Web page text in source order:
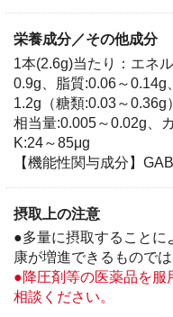
特徴 スッキリ
抹茶でスッキリ飲みや
スティックだから持ち
飲みいただいても温め
ます。
栄養成分／その他成分
1本(2.6g)当たり：エネ
0.9g、脂質:0.06～0.14g
1.2g（糖類:0.03～
相当量:0.005～0.02g、
K:24～85μg
【機能性関与成分】
摂取上の注意
●多量に摂取することに
康が増進できるものでは
●降圧剤等の医薬品を服
相談ください。